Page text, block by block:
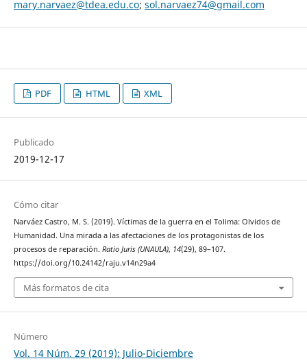
mary.narvaez@tdea.edu.co; sol.narvaez74@gmail.com
PDF HTML XML
Publicado
2019-12-17
Cómo citar
Narváez Castro, M. S. (2019). Víctimas de la guerra en el Tolima: Olvidos de
Humanidad. Una mirada a las afectaciones de los protagonistas de los
procesos de reparación. Ratio Juris (UNAULA), 14(29), 89–107.
https://doi.org/10.24142/raju.v14n29a4
Más formatos de cita
Número
Vol. 14 Núm. 29 (2019): Julio-Diciembre